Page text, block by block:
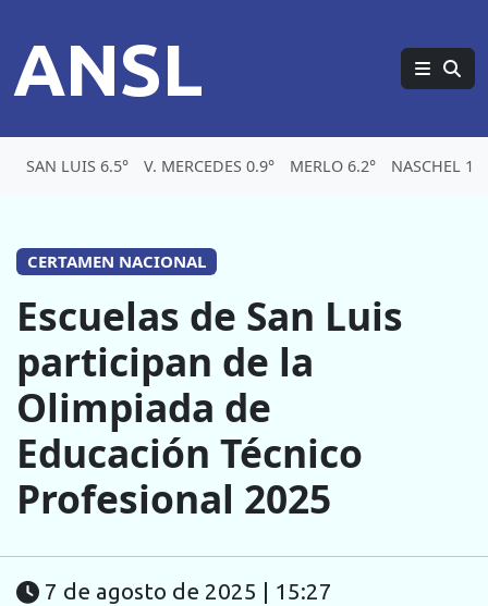
ANSL
SAN LUIS 6.5° V. MERCEDES 0.9° MERLO 6.2° NASCHEL
CERTAMEN NACIONAL
Escuelas de San Luis
participan de la
Olimpiada de
Educación Técnico
Profesional 2025
7 de agosto de 2025 | 15:27